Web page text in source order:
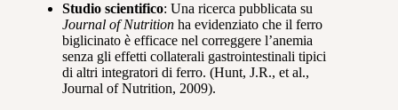
Studio scientifico: Una ricerca pubblicata su
Journal of Nutritionha evidenziato che il ferro
biglicinato è efficace nel correggere l’anemia
senza gli effetti collaterali gastrointestinali tipici
di altri integratori di ferro. (Hunt, J.R., et al.,
Journal of Nutrition, 2009).